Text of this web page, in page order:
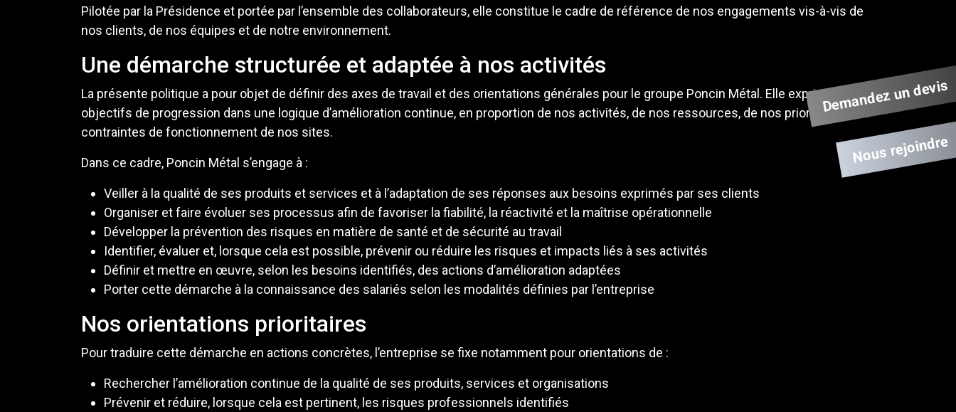
Demandez un devis
Nous rejoindre
Pilotée par la Présidence et portée par l’ensemble des collaborateurs, elle constitue le cadre de référence de nos engagements vis-à-vis de
nos clients, de nos équipes et de notre environnement.
Une démarche structurée et adaptée à nos activités
La présente politique a pour objet de définir des axes de travail et des orientations générales pour le groupe Poncin Métal. Elle exprime des
objectifs de progression dans une logique d’amélioration continue, en proportion de nos activités, de nos ressources, de nos priorités et des
contraintes de fonctionnement de nos sites.
Dans ce cadre, Poncin Métal s’engage à :
Veiller à la qualité de ses produits et services et à l’adaptation de ses réponses aux besoins exprimés par ses clients
Organiser et faire évoluer ses processus afin de favoriser la fiabilité, la réactivité et la maîtrise opérationnelle
Développer la prévention des risques en matière de santé et de sécurité au travail
Identifier, évaluer et, lorsque cela est possible, prévenir ou réduire les risques et impacts liés à ses activités
Définir et mettre en œuvre, selon les besoins identifiés, des actions d’amélioration adaptées
Porter cette démarche à la connaissance des salariés selon les modalités définies par l’entreprise
Nos orientations prioritaires
Pour traduire cette démarche en actions concrètes, l’entreprise se fixe notamment pour orientations de :
Rechercher l’amélioration continue de la qualité de ses produits, services et organisations
Prévenir et réduire, lorsque cela est pertinent, les risques professionnels identifiés